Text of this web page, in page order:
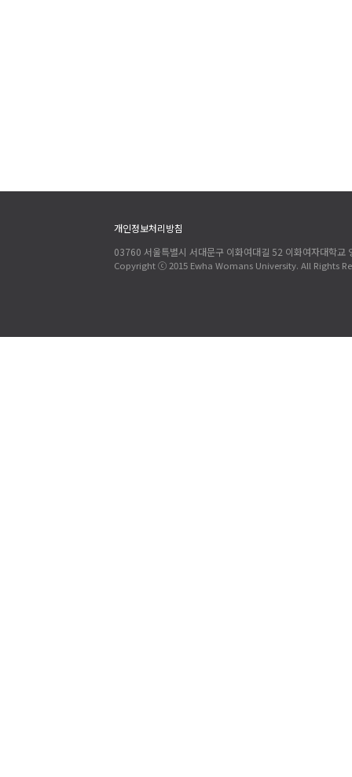
개인정보처리방침
03760 서울특별시 서대문구 이화여대길 52 이화여자대학교
Copyright ⓒ 2015 Ewha Womans University. All Rights